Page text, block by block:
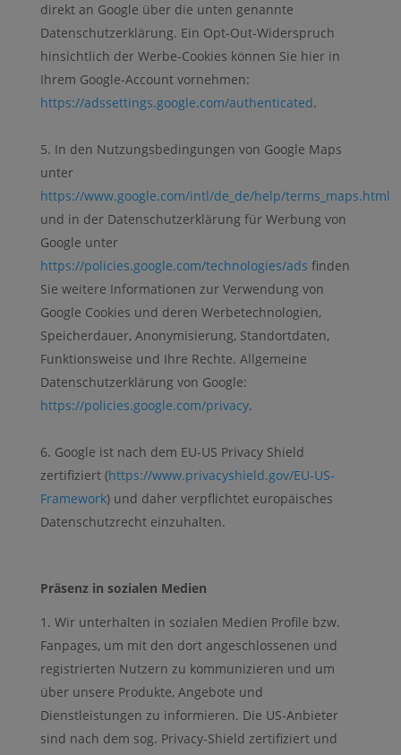
direkt an Google über die unten genannte
Datenschutzerklärung. Ein Opt-Out-Widerspruch
hinsichtlich der Werbe-Cookies können Sie hier in
Ihrem Google-Account vornehmen:
https://adssettings.google.com/authenticated.
In den Nutzungsbedingungen von Google Maps
unter
https://www.google.com/intl/de_de/help/terms_maps.html
und in der Datenschutzerklärung für Werbung von
Google unter
https://policies.google.com/technologies/ads finden
Sie weitere Informationen zur Verwendung von
Google Cookies und deren Werbetechnologien,
Speicherdauer, Anonymisierung, Standortdaten,
Funktionsweise und Ihre Rechte. Allgemeine
Datenschutzerklärung von Google:
https://policies.google.com/privacy.
Google ist nach dem EU-US Privacy Shield
zertifiziert (https://www.privacyshield.gov/EU-US-
Framework) und daher verpflichtet europäisches
Datenschutzrecht einzuhalten.
Präsenz in sozialen Medien
Wir unterhalten in sozialen Medien Profile bzw.
Fanpages, um mit den dort angeschlossenen und
registrierten Nutzern zu kommunizieren und um
über unsere Produkte, Angebote und
Dienstleistungen zu informieren. Die US-Anbieter
sind nach dem sog. Privacy-Shield zertifiziert und